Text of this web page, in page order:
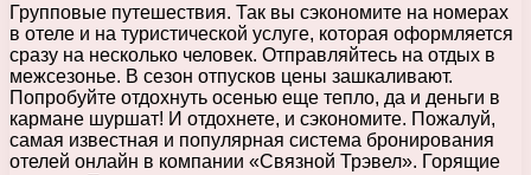
Групповые путешествия. Так вы сэкономите на номерах
в отеле и на туристической услуге, которая оформляется
сразу на несколько человек. Отправляйтесь на отдых в
межсезонье. В сезон отпусков цены зашкаливают.
Попробуйте отдохнуть осенью еще тепло, да и деньги в
кармане шуршат! И отдохнете, и сэкономите. Пожалуй,
самая известная и популярная система бронирования
отелей онлайн в компании «Связной Трэвел». Горящие